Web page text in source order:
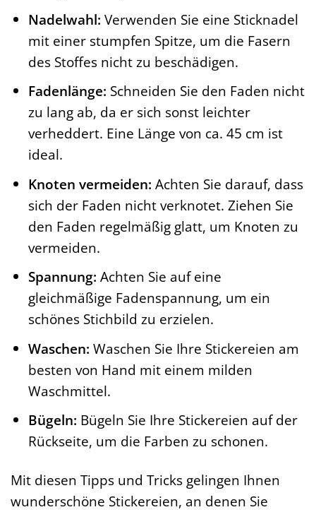
Nadelwahl: Verwenden Sie eine Sticknadel
mit einer stumpfen Spitze, um die Fasern
des Stoffes nicht zu beschädigen.
Fadenlänge: Schneiden Sie den Faden nicht
zu lang ab, da er sich sonst leichter
verheddert. Eine Länge von ca. 45 cm ist
ideal.
Knoten vermeiden: Achten Sie darauf, dass
sich der Faden nicht verknotet. Ziehen Sie
den Faden regelmäßig glatt, um Knoten zu
vermeiden.
Spannung: Achten Sie auf eine
gleichmäßige Fadenspannung, um ein
schönes Stichbild zu erzielen.
Waschen: Waschen Sie Ihre Stickereien am
besten von Hand mit einem milden
Waschmittel.
Bügeln: Bügeln Sie Ihre Stickereien auf der
Rückseite, um die Farben zu schonen.
Mit diesen Tipps und Tricks gelingen Ihnen
wunderschöne Stickereien, an denen Sie